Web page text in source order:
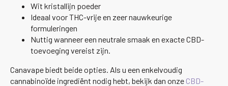
Wit kristallijn poeder
Ideaal voor THC-vrije en zeer nauwkeurige
formuleringen
Nuttig wanneer een neutrale smaak en exacte CBD-
toevoeging vereist zijn.
Canavape biedt beide opties. Als u een enkelvoudig
cannabinoïde ingrediënt nodig hebt, bekijk dan onze CBD-